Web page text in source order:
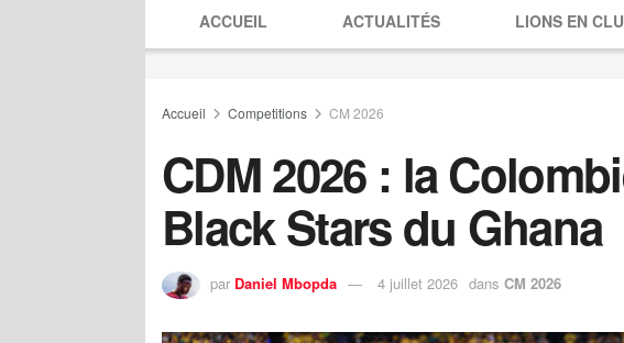
ACCUEIL ACTUALITÉS LIONS EN
Accueil Competitions CM 2026
CDM 2026 : la
Black Stars du Ghana
par Daniel Mbopda 4 juillet 2026 dans CM 2026